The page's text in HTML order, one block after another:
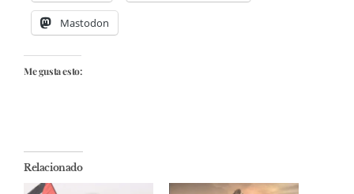
Mastodon
Me gusta esto:
Relacionado